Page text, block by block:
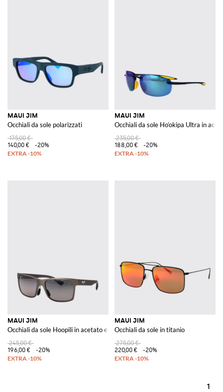
MAUI JIM
Occhiali da sole polarizzati
175,00 €
140,00 €
-20%
MAUI JIM
Occhiali da sole Ho’okipa Ultra in
235,00 €
188,00 €
-20%
MAUI JIM
Occhiali da sole Hoopili in acetato e nylon
245,00 €
196,00 €
-20%
MAUI JIM
Occhiali da sole in titanio
275,00 €
220,00 €
-20%
1